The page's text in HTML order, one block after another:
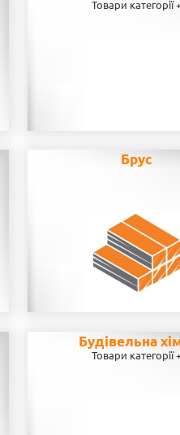
Товари категорії
Брус
Будівельна
Товари категорії